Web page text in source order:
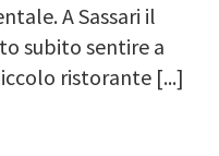
A Sassari il
subito sentire a
ristorante [...]